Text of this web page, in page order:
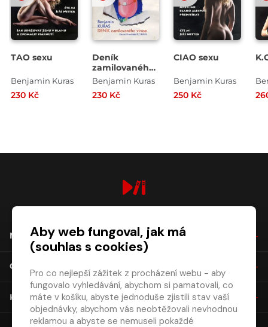
TAO sexu
Benjamin Kuras
230 Kč
Deník
zamilovaného
viruse
Benjamin Kuras
230 Kč
CIAO sexu
Benjamin Kuras
250 Kč
NÁKUP
O SPOLEČNOSTI
KONTAKT
Aby web fungoval, jak má
(souhlas s cookies)
Pro co nejlepší zážitek z procházení webu - aby
fungovalo vyhledávání, abychom si pamatovali, co
máte v košíku, abyste jednoduše zjistili stav vaší
objednávky, abychom vás neobtěžovali nevhodnou
reklamou a abyste se nemuseli pokaždé